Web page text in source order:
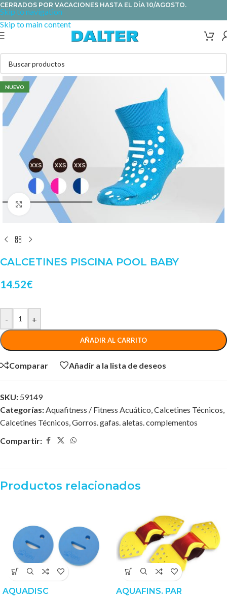
Skip to navigation
Skip to main content
CERRADOS POR VACACIONES HASTA EL DÍA 10/AGOSTO.
NUEVO
Clic para ampliar
CALCETINES PISCINA POOL BABY
14.52€
- +
AÑADIR AL CARRITO
Comparar Añadir a la lista de deseos
SKU: 59149
Categorías:Aquafitness / Fitness Acuático,Calcetines Técnicos,
Calcetines Técnicos,Gorros. gafas. aletas. complementos
Compartir:
Productos relacionados
AQUADISC AQUAFINS. PAR